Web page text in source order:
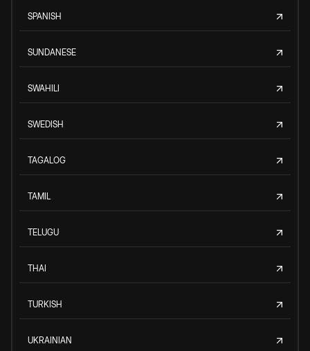
SPANISH
SUNDANESE
SWAHILI
SWEDISH
TAGALOG
TAMIL
TELUGU
THAI
TURKISH
UKRAINIAN